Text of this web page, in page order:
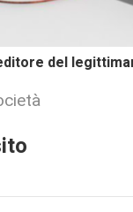
del